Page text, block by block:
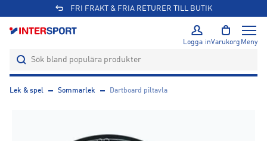
FRI FRAKT & FRIA RETURER TILL BUTIK
Logga inVarukorg Meny
Lek & spel Sommarlek Dartboard piltavla